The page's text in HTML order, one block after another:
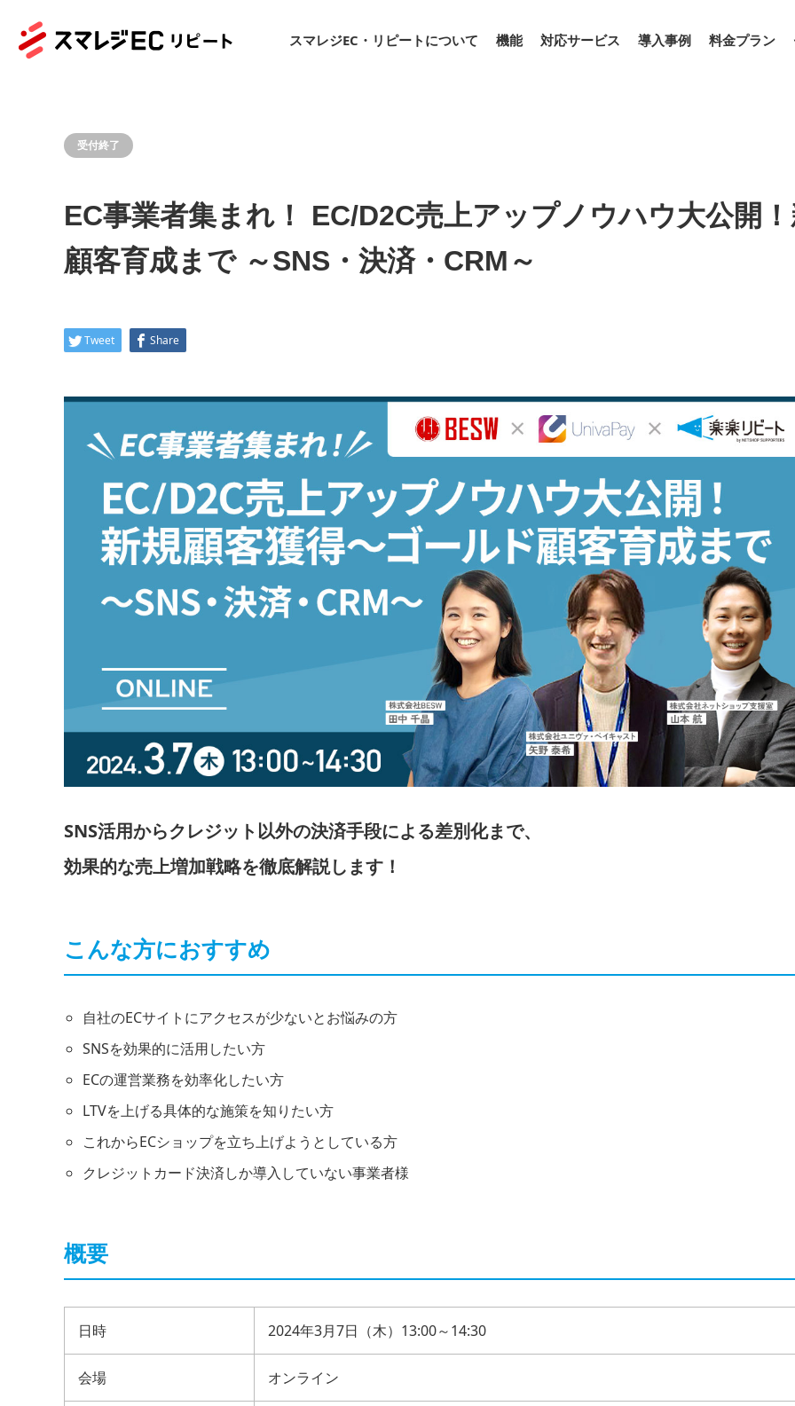
スマレジEC・リピートについて 機能 対応サービス 導入事例 料金プラン
受付終了
EC事業者集まれ！ EC/D2C売上アップノウハウ大公開
顧客育成まで ～SNS・決済・CRM～
Tweet Share
SNS活用からクレジット以外の決済手段による差別化まで、
効果的な売上増加戦略を徹底解説します！
こんな方におすすめ
自社のECサイトにアクセスが少ないとお悩みの方
SNSを効果的に活用したい方
ECの運営業務を効率化したい方
LTVを上げる具体的な施策を知りたい方
これからECショップを立ち上げようとしている方
クレジットカード決済しか導入していない事業者様
概要
日時 2024年3月7日（木）13:00～14:30
会場 オンライン